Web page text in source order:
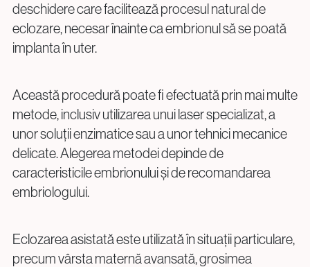
Întrebări?
Call Center: +40 219 676 +40 729 940 799
Luni – Vineri: 09:00 – 17:00
Email:
info@vythoulkas.ro
deschidere care facilitează procesul natural de
eclozare, necesar înainte ca embrionul să se poată
implanta în uter.
Această procedură poate fi efectuată prin mai multe
metode, inclusiv utilizarea unui laser specializat, a
unor soluții enzimatice sau a unor tehnici mecanice
delicate. Alegerea metodei depinde de
caracteristicile embrionului și de recomandarea
embriologului.
Eclozarea asistată este utilizată în situații particulare,
precum vârsta maternă avansată, grosimea